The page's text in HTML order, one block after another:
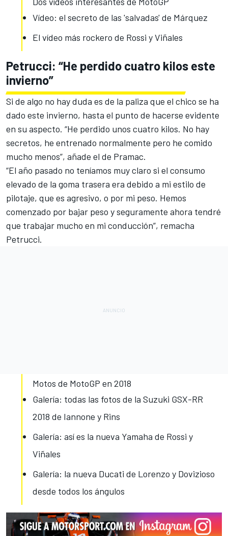
Vídeo: el secreto de las 'salvadas' de Márquez
El vídeo más rockero de Rossi y Viñales
Petrucci: “He perdido cuatro kilos este
invierno”
Si de algo no hay duda es de la paliza que el chico se ha
dado este invierno, hasta el punto de hacerse evidente
en su aspecto. “He perdido unos cuatro kilos. No hay
secretos, he entrenado normalmente pero he comido
mucho menos”, añade el de Pramac.
“El año pasado no teníamos muy claro si el consumo
elevado de la goma trasera era debido a mi estilo de
pilotaje, que es agresivo, o por mi peso. Hemos
comenzado por bajar peso y seguramente ahora tendré
que trabajar mucho en mi conducción”, remacha
Petrucci.
Motos de MotoGP en 2018
Galería: todas las fotos de la Suzuki GSX-RR
2018 de Iannone y Rins
Galería: así es la nueva Yamaha de Rossi y
Viñales
Galería: la nueva Ducati de Lorenzo y Dovizioso
desde todos los ángulos